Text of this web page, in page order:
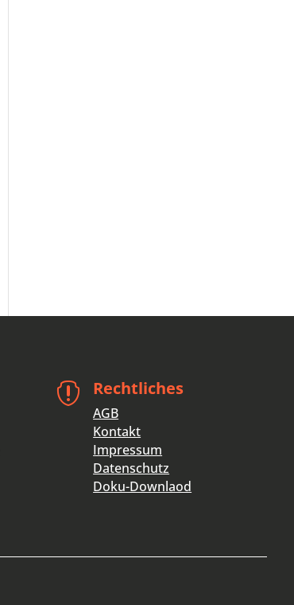
 Rechtliches
AGB
Kontakt
Impressum
Datenschutz
Doku-Downlaod